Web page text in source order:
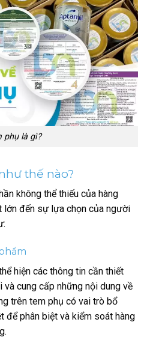
phụ là gì?
thế nào?
không thể thiếu của hàng
lớn đến sự lựa chọn của người
hiện các thông tin cần thiết
và cung cấp những nội dung về
trên tem phụ có vai trò bổ
để phân biệt và kiểm soát hàng